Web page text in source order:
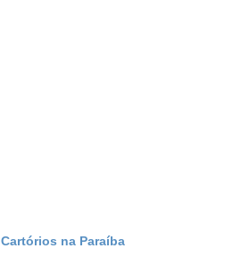
Cartórios na Paraíba